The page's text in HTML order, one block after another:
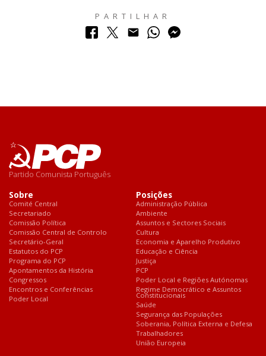
PARTILHAR
Partido Comunista Português
Sobre
Comité Central
Secretariado
Comissão Política
Comissão Central de Controlo
Secretário-Geral
Estatutos do PCP
Programa do PCP
Apontamentos da História
Congressos
Encontros e Conferências
Poder Local
Posições
Administração Pública
Ambiente
Assuntos e Sectores Sociais
Cultura
Economia e Aparelho Produtivo
Educação e Ciência
Justiça
PCP
Poder Local e Regiões Autónomas
Regime Democrático e Assuntos
Constitucionais
Saúde
Segurança das Populações
Soberania, Política Externa e Defesa
Trabalhadores
União Europeia